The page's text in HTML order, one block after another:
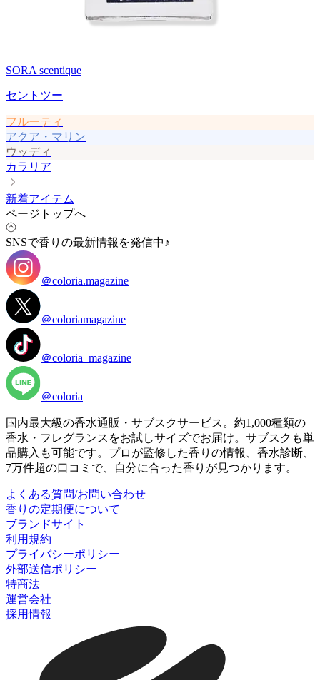
SORA scentique
セントツー
フルーティ
アクア・マリン
ウッディ
カラリア
新着アイテム
ページトップへ
SNSで香りの最新情報を発信中♪
＠coloria.magazine
＠coloriamagazine
＠coloria_magazine
＠coloria
国内最大級の香水通販・サブスクサービス。約1,000種類の
香水・フレグランスをお試しサイズでお届け。サブスクも単
品購入も可能です。プロが監修した香りの情報、香水診断、
7万件超の口コミで、自分に合った香りが見つかります。
よくある質問/お問い合わせ
香りの定期便について
ブランドサイト
利用規約
プライバシーポリシー
外部送信ポリシー
特商法
運営会社
採用情報